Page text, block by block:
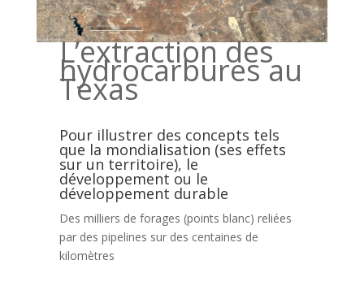
L’extraction des
hydrocarbures au
Texas
Pour illustrer des concepts tels
que la mondialisation (ses effets
sur un territoire), le
développement ou le
développement durable
Des milliers de forages (points blanc) reliées
par des pipelines sur des centaines de
kilomètres